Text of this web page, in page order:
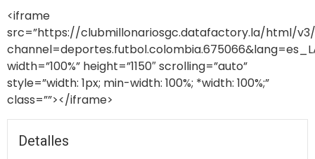
<iframe
src=”https://clubmillonariosgc.datafactory.la/html/
width=”100%” height=”1150″ scrolling=”auto”
style=”width: 1px; min-width: 100%; *width: 100%;”
class=””></iframe>
Detalles